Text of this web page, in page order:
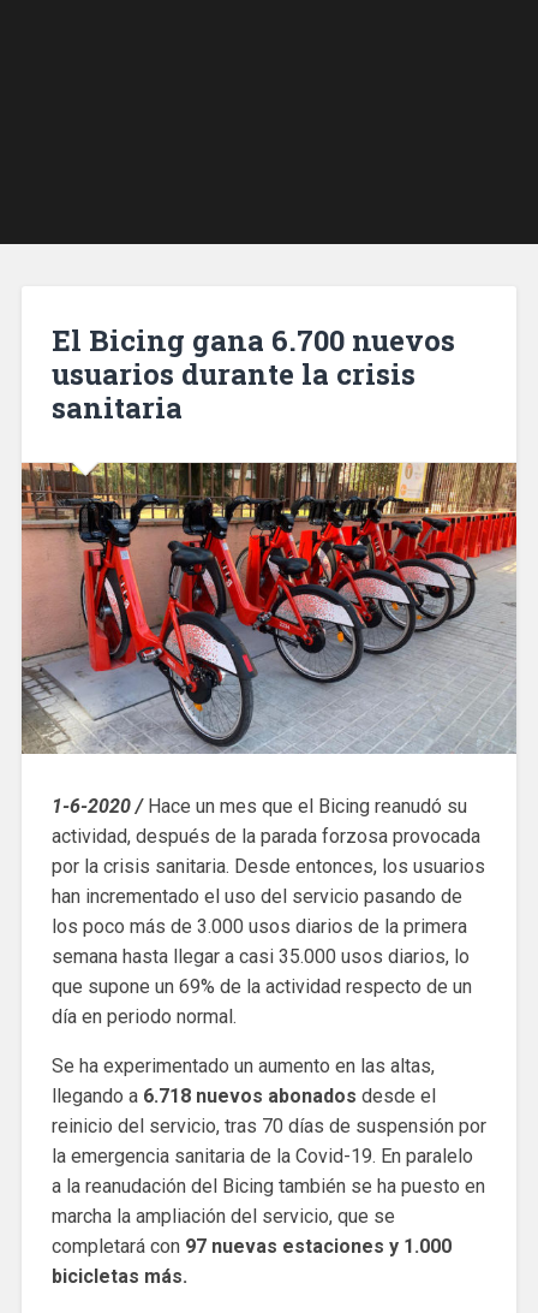
El Bicing gana 6.700 nuevos
usuarios durante la crisis
sanitaria
1-6-2020 /Hace un mes que el Bicing reanudó su
actividad, después de la parada forzosa provocada
por la crisis sanitaria. Desde entonces, los usuarios
han incrementado el uso del servicio pasando de
los poco más de 3.000 usos diarios de la primera
semana hasta llegar a casi 35.000 usos diarios, lo
que supone un 69% de la actividad respecto de un
día en periodo normal.
Se ha experimentado un aumento en las altas,
llegando a 6.718 nuevos abonados desde el
reinicio del servicio, tras 70 días de suspensión por
la emergencia sanitaria de la Covid-19. En paralelo
a la reanudación del Bicing también se ha puesto en
marcha la ampliación del servicio, que se
completará con 97 nuevas estaciones y 1.000
bicicletas más.